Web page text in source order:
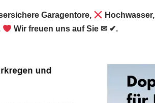
Garagentore, Hochwasser,
Wir freuen uns auf Sie ✉ ✔.